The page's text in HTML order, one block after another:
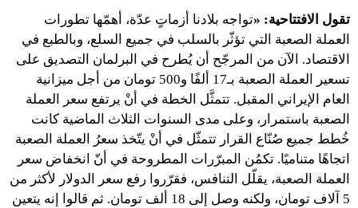
تقول الافتتاحية: «تواجه بلادنا أزماتٍ عدّة، أهمّها تطورات
العملة الصعبة التي تؤثّر بالسلب في جميع السلع، وبالطبع في
الاقتصاد. الآن من المرجّح أن يُطرح في البرلمان التصديق على
تسعير العملة الصعبة بـ17 ألفًا و500 تومان من أجل ميزانية
العام الإيراني المقبل. تتمثَّل الخطة في أنْ يرتفع سعر العملة
الصعبة باستمرار، وعلى مدى السنوات الثلاث الماضية كانت
خُطط جميع صُنّاع القرار تتمثّل في أنْ يتّخذ سعرُ العملة الصعبة
اتجاهًا متناميًا. تكمُن المبرّرات المطروحة في أنّ انخفاض سعر
العملة الصعبة، يقلّل التنافس، فقرّروا رفع سعر الدولار لأكثر من
5 آلاف تومان، ولكنه وصل إلى 18 ألف تومان. ثم قالوا إنه يتعين